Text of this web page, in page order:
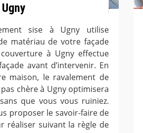
sise à Ugny utilise
matériau de votre façade
à Ugny effectue
avant d’intervenir. En
maison, le ravalement de
chère à Ugny optimisera
que vous vous ruiniez.
proposer le savoir-faire de
réaliser suivant la règle de